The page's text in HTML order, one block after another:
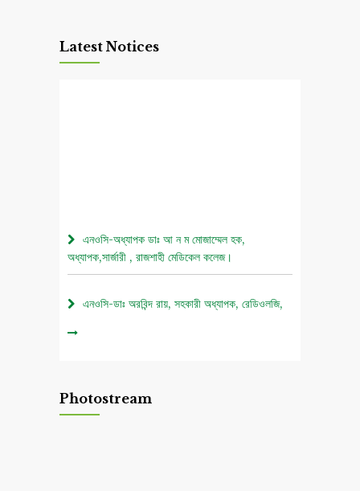
Latest Notices
এনওসি-অধ্যাপক ডাঃ আ ন ম মোজাম্মেল হক,
অধ্যাপক,সার্জারী , রাজশাহী মেডিকেল কলেজ।
এনওসি-ডাঃ অরবিন্দ রায়, সহকারী অধ্যাপক, রেডিওলজি,
Photostream